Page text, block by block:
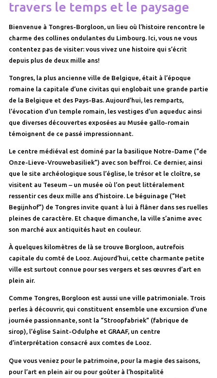
travers le temps et le paysage
Bienvenue à Tongres-Borgloon, un lieu où l’histoire rencontre le
charme des collines ondulantes du Limbourg. Ici, vous ne vous
contentez pas de visiter: vous vivez une histoire qui s’écrit
depuis plus de deux mille ans!
Tongres, la plus ancienne ville de Belgique, était à l’époque
romaine la capitale d’une civitas qui englobait une grande partie
de la Belgique et des Pays-Bas. Aujourd’hui, les remparts,
l’évocation d’un temple romain, les vestiges d’un aqueduc ainsi
que diverses découvertes exposées au Musée gallo-romain
témoignent de ce passé impressionnant.
Le centre médiéval est dominé par la basilique Notre-Dame (“de
Onze-Lieve-Vrouwebasiliek”) avec son beffroi. Ce dernier, ainsi
que le site archéologique sous l’église, le trésor et le cloître, se
visitent au Teseum – un musée où l’on peut littéralement
ressentir ces deux mille ans d’histoire. Le béguinage (“Het
Begijnhof”) de Tongres invite quant à lui à flâner dans ses ruelles
pleines de caractère. Et chaque dimanche, la ville s’anime avec
son marché aux antiquités haut en couleur.
À quelques kilomètres de là se trouve Borgloon, autrefois
capitale du comté de Looz. Aujourd’hui, cette charmante petite
ville est surtout connue pour ses vergers et ses œuvres d’art en
plein air.
Comme Tongres, Borgloon est aussi une ville patrimoniale. Trois
perles à découvrir, qui constituent ensemble une excursion d’une
journée passionnante, sont la “Stroopfabriek” (fabrique de
sirop), l’église Saint-Odulphe et GRAAF, un centre
d’interprétation consacré aux comtes de Looz.
Que vous veniez pour le patrimoine, pour la magie des saisons,
pour l’art en plein air ou pour goûter à l’hospitalité